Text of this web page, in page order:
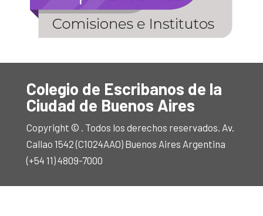
Colegio de Escribanos de la
Ciudad de Buenos Aires
Copyright © . Todos los derechos reservados. Av.
Callao 1542 (C1024AAO) Buenos Aires Argentina
(+54 11) 4809-7000